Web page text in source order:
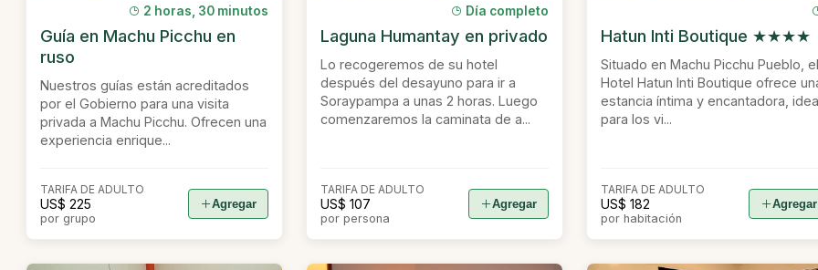
2 horas, 30 minutos
Guía en Machu Picchu en
ruso
Nuestros guías están acreditados
por el Gobierno para una visita
privada a Machu Picchu. Ofrecen una
experiencia enrique...
TARIFA DE ADULTO
US$ 225
por grupo
Agregar
Día completo
Laguna Humantay en privado
Lo recogeremos de su hotel
después del desayuno para ir a
Soraypampa a unas 2 horas. Luego
comenzaremos la caminata de a...
TARIFA DE ADULTO
US$ 107
por persona
Agregar
Hatun Inti Boutique ★★★★
Situado en Machu Picchu Pueblo, el
Hotel Hatun Inti Boutique ofrece
estancia íntima y encantadora,
para los vi...
TARIFA DE ADULTO
US$ 182
por habitación
Agregar